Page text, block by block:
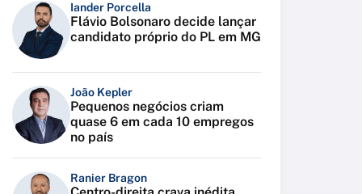
Iander Porcella
Flávio Bolsonaro decide lançar
candidato próprio do PL em MG
João Kepler
Pequenos negócios criam
quase 6 em cada 10 empregos
no país
Ranier Bragon